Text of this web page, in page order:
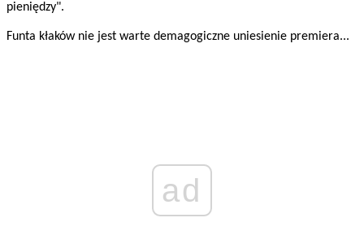
pieniędzy".
Funta kłaków nie jest warte demagogiczne uniesienie premiera...
ad